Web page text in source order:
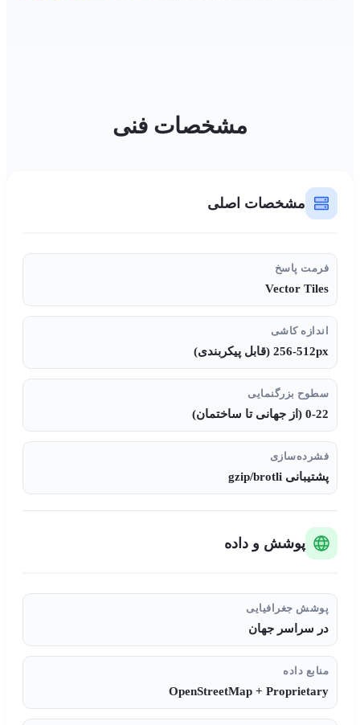
مشخصات فنی
مشخصات اصلی
فرمت پاسخ
Vector Tiles
اندازه کاشی
256-512px (قابل پیکربندی)
سطوح بزرگنمایی
0-22 (از جهانی تا ساختمان)
فشرده‌سازی
پشتیبانی gzip/brotli
پوشش و داده
پوشش جغرافیایی
در سراسر جهان
منابع داده
OpenStreetMap + Proprietary